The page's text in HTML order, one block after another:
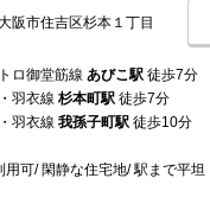
阪市住吉区杉本１丁目
ロ御堂筋線 あびこ駅 徒歩7分
羽衣線 杉本町駅 徒歩7分
羽衣線 我孫子町駅 徒歩10分
用可/ 閑静な住宅地/ 駅まで平坦